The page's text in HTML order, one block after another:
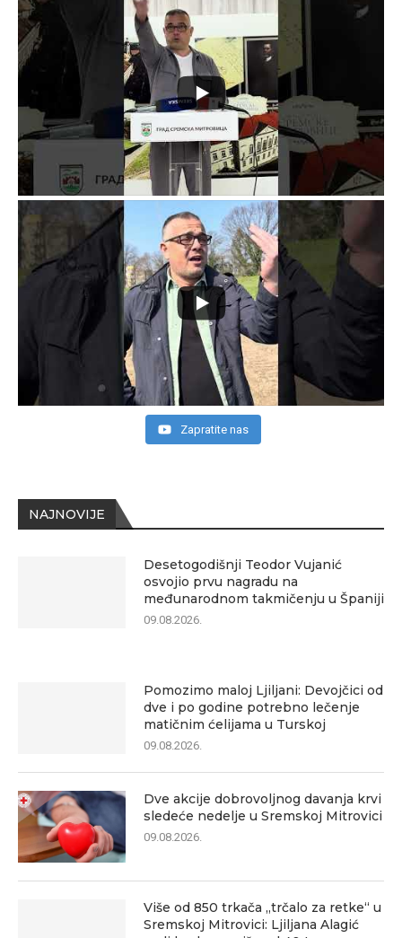
NAJNOVIJE
Desetogodišnji Teodor Vujanić
osvojio prvu nagradu na
međunarodnom takmičenju u Španiji
09.08.2026.
Pomozimo maloj Ljiljani: Devojčici od
dve i po godine potrebno lečenje
matičnim ćelijama u Turskoj
09.08.2026.
Dve akcije dobrovoljnog davanja krvi
sledeće nedelje u Sremskoj Mitrovici
09.08.2026.
Više od 850 trkača „trčalo za retke“ u
Sremskoj Mitrovici: Ljiljana Alagić
Zapratite nas